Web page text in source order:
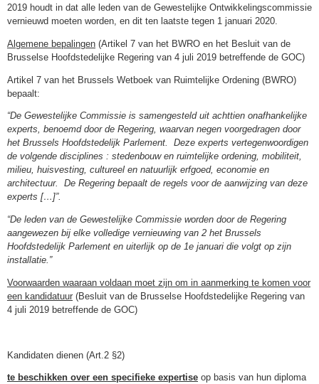
2019 houdt in dat alle leden van de Gewestelijke Ontwikkelingscommissie
vernieuwd moeten worden, en dit ten laatste tegen 1 januari 2020.
Algemene bepalingen (Artikel 7 van het BWRO en het Besluit van de
Brusselse Hoofdstedelijke Regering van 4 juli 2019 betreffende de GOC)
Artikel 7 van het Brussels Wetboek van Ruimtelijke Ordening (BWRO)
bepaalt:
“De Gewestelijke Commissie is samengesteld uit achttien onafhankelijke
experts, benoemd door de Regering, waarvan negen voorgedragen door
het Brussels Hoofdstedelijk Parlement. Deze experts vertegenwoordigen
de volgende disciplines : stedenbouw en ruimtelijke ordening, mobiliteit,
milieu, huisvesting, cultureel en natuurlijk erfgoed, economie en
architectuur. De Regering bepaalt de regels voor de aanwijzing van deze
experts […]”.
“De leden van de Gewestelijke Commissie worden door de Regering
aangewezen bij elke volledige vernieuwing van 2 het Brussels
Hoofdstedelijk Parlement en uiterlijk op de 1e januari die volgt op zijn
installatie.”
Voorwaarden waaraan voldaan moet zijn om in aanmerking te komen voor
een kandidatuur (Besluit van de Brusselse Hoofdstedelijke Regering van
4 juli 2019 betreffende de GOC)
Kandidaten dienen (Art.2 §2)
te beschikken over een specifieke expertise op basis van hun diploma